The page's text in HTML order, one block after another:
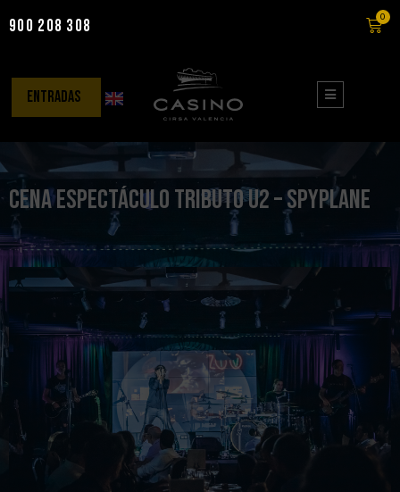
contenido
900 208 308 0
entradas
Cena Espectáculo Tributo U2 – Spyplane